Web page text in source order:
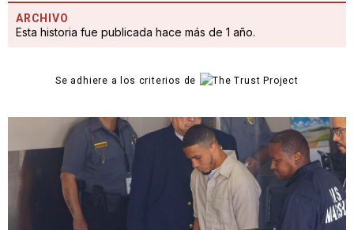
ARCHIVO
Esta historia fue publicada hace más de 1 año.
Se adhiere a los criterios de